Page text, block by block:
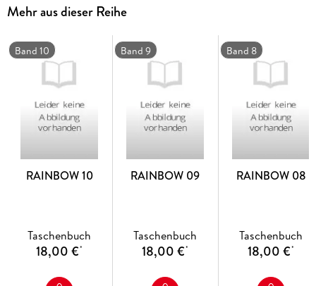
Ishiharas Vorhaben erfahren, setzen sie alles daran, ihren
"Bruder" zu retten - und beginnen sofort, einen waghalsigen
Fluchtplan zu schmieden . . .
Mehr aus dieser Reihe
Band 10
RAINBOW 10
Taschenbuch
18,00 €*
Band 9
RAINBOW 09
Taschenbuch
18,00 €*
Band 8
RAINBOW 08
Taschenbuch
18,00 €*